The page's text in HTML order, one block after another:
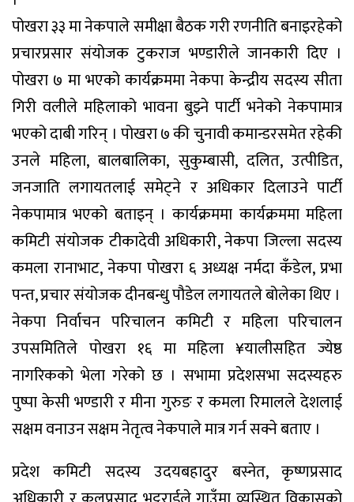
पोखरा ३३ मा नेकपाले समीक्षा बैठक गरी रणनीति बनाइरहेको
प्रचारप्रसार संयोजक टुकराज भण्डारीले जानकारी दिए ।
पोखरा ७ मा भएको कार्यक्रममा नेकपा केन्द्रीय सदस्य सीता
गिरी वलीले महिलाको भावना बुझ्ने पार्टी भनेको नेकपामात्र
भएको दाबी गरिन् । पोखरा ७ की चुनावी कमान्डरसमेत रहेकी
उनले महिला, बालबालिका, सुकुम्बासी, दलित, उत्पीडित,
जनजाति लगायतलाई समेट्ने र अधिकार दिलाउने पार्टी
नेकपामात्र भएको बताइन् । कार्यक्रममा कार्यक्रममा महिला
कमिटी संयोजक टीकादेवी अधिकारी, नेकपा जिल्ला सदस्य
कमला रानाभाट, नेकपा पोखरा ६ अध्यक्ष नर्मदा कँडेल, प्रभा
पन्त, प्रचार संयोजक दीनबन्धु पौडेल लगायतले बोलेका थिए ।
नेकपा निर्वाचन परिचालन कमिटी र महिला परिचालन
उपसमितिले पोखरा १६ मा महिला ¥यालीसहित ज्येष्ठ
नागरिकको भेला गरेको छ । सभामा प्रदेशसभा सदस्यहरु
पुष्पा केसी भण्डारी र मीना गुरुङ र कमला रिमालले देशलाई
सक्षम वनाउन सक्षम नेतृत्व नेकपाले मात्र गर्न सक्ने बताए ।
प्रदेश कमिटी सदस्य उदयबहादुर बस्नेत, कृष्णप्रसाद